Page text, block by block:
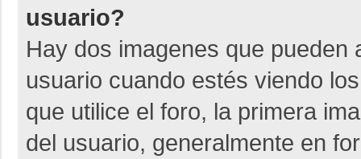
usuario?
Hay dos imagenes que
usuario cuando estés viendo
que utilice el foro, la primera
del usuario, generalmente en